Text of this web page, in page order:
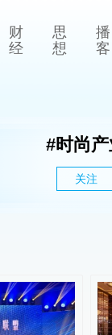
财
经
思
想
播
客
#时尚
关注